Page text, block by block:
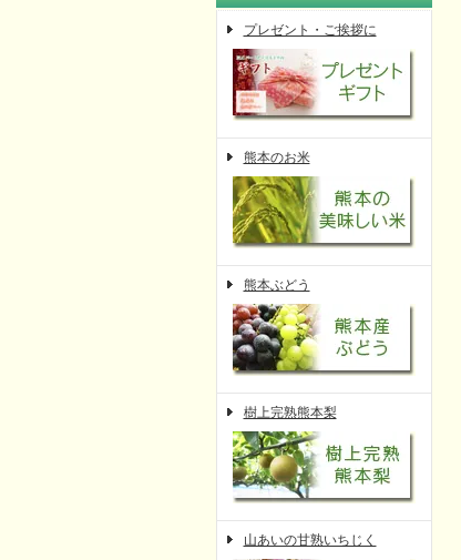
プレゼント・ご挨拶に
熊本のお米
熊本ぶどう
樹上完熟熊本梨
山あいの甘熟いちじく